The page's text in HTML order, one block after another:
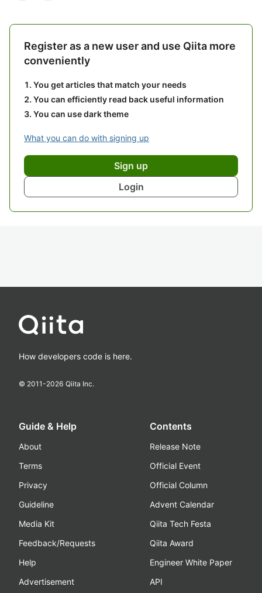
Register as a new user and use Qiita more
conveniently
You get articles that match your needs
You can efficiently read back useful information
You can use dark theme
What you can do with signing up
Sign up
Login
How developers code is here.
© 2011-2026 Qiita Inc.
Guide & Help
About
Terms
Privacy
Guideline
Media Kit
Feedback/Requests
Help
Advertisement
Contents
Release Note
Official Event
Official Column
Advent Calendar
Qiita Tech Festa
Qiita Award
Engineer White Paper
API